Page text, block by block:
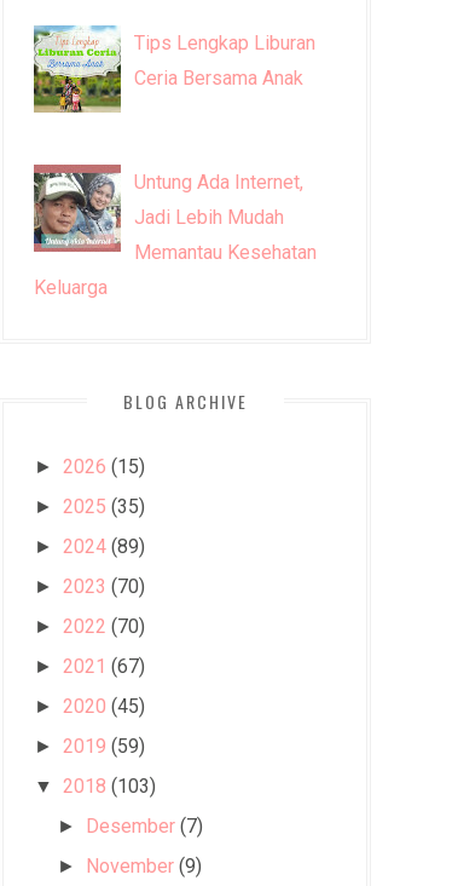
Tips Lengkap Liburan
Ceria Bersama Anak
Untung Ada Internet,
Jadi Lebih Mudah
Memantau Kesehatan
Keluarga
BLOG ARCHIVE
► 2026 (15)
► 2025 (35)
► 2024 (89)
► 2023 (70)
► 2022 (70)
► 2021 (67)
► 2020 (45)
► 2019 (59)
▼ 2018 (103)
► Desember (7)
► November (9)